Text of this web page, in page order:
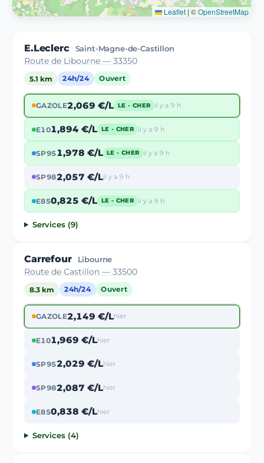
Leaflet | ©OpenStreetMap
E.Leclerc Saint-Magne-de-Castillon
Route de Libourne — 33350
5.1 km 24h/24 Ouvert
GAZOLE2,069 €/L LE - CHER il y a 9 h
E101,894 €/L LE - CHER il y a 9 h
SP951,978 €/L LE - CHER il y a 9 h
SP982,057 €/Lil y a 9 h
E850,825 €/L LE - CHER il y a 9 h
Services (9)
Carrefour Libourne
Route de Castillon — 33500
8.3 km 24h/24 Ouvert
GAZOLE2,149 €/Lhier
E101,969 €/Lhier
SP952,029 €/Lhier
SP982,087 €/Lhier
E850,838 €/Lhier
Services (4)